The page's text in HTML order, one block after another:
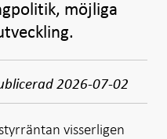
möjliga
2026-07-02
visserligen